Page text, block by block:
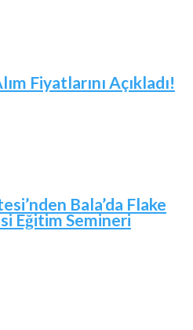
Fiyatlarını Açıkladı!
Bala’da Flake
Eğitim Semineri